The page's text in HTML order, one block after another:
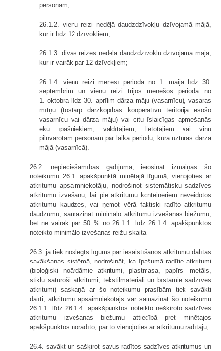
personām;
26.1.2. vienu reizi nedēļā daudzdzīvokļu dzīvojamā mājā,
kur ir līdz 12 dzīvokļiem;
26.1.3. divas reizes nedēļā daudzdzīvokļu dzīvojamā mājā,
kur ir vairāk par 12 dzīvokļiem;
26.1.4. vienu reizi mēnesī periodā no 1. maija līdz 30.
septembrim un vienu reizi trijos mēnešos periodā no
1. oktobra līdz 30. aprīlim dārza māju (vasarnīcu), vasaras
mītņu (tostarp dārzkopības kooperatīvu teritorijā esošo
vasarnīcu vai dārza māju) vai citu īslaicīgas apmešanās
ēku īpašniekiem, valdītājiem, lietotājiem vai viņu
pilnvarotām personām par laika periodu, kurā uzturas dārza
mājā (vasarnīcā).
26.2. nepieciešamības gadījumā, ierosināt izmaiņas šo
noteikumu 26.1. apakšpunktā minētajā līgumā, vienojoties ar
atkritumu apsaimniekotāju, nodrošinot sistemātisku sadzīves
atkritumu izvešanu, lai pie atkritumu konteineriem neveidotos
atkritumu kaudzes, vai ņemot vērā faktiski radīto atkritumu
daudzumu, samazināt minimālo atkritumu izvešanas biežumu,
bet ne vairāk par 50 % no 26.1.1. līdz 26.1.4. apakšpunktos
noteikto minimālo izvešanas reižu skaita;
26.3. ja tiek noslēgts līgums par iesaistīšanos atkritumu dalītās
savākšanas sistēmā, nodrošināt, ka īpašumā radītie atkritumi
(bioloģiski noārdāmie atkritumi, plastmasa, papīrs, metāls,
stiklu saturoši atkritumi, tekstilmateriāli un bīstamie sadzīves
atkritumi) saskaņā ar šo noteikumu prasībām tiek savākti
dalīti; atkritumu apsaimniekotājs var samazināt šo noteikumu
26.1.1. līdz 26.1.4. apakšpunktos noteikto nešķiroto sadzīves
atkritumu izvešanas biežumu attiecībā pret minētajos
apakšpunktos norādīto, par to vienojoties ar atkritumu radītāju;
26.4. savākt un sašķirot savus radītos sadzīves atkritumus un